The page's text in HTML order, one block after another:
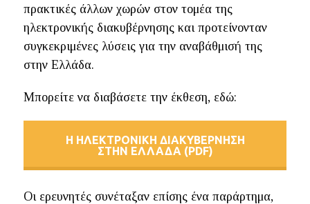
πρακτικές άλλων χωρών στον τομέα της
ηλεκτρονικής διακυβέρνησης και προτείνονταν
συγκεκριμένες λύσεις για την αναβάθμισή της
στην Ελλάδα.
Μπορείτε να διαβάσετε την έκθεση, εδώ:
Η ΗΛΕΚΤΡΟΝΙΚΗ ΔΙΑΚΥΒΕΡΝΗΣΗ
ΣΤΗΝ ΕΛΛΑΔΑ (PDF)
Οι ερευνητές συνέταξαν επίσης ένα παράρτημα,